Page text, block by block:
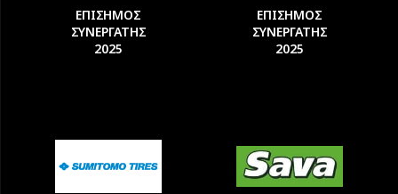
ΕΠΙΣΗΜΟΣ
ΣΥΝΕΡΓΑΤΗΣ
2025
ΕΠΙΣΗΜΟΣ
ΣΥΝΕΡΓΑΤΗΣ
2025